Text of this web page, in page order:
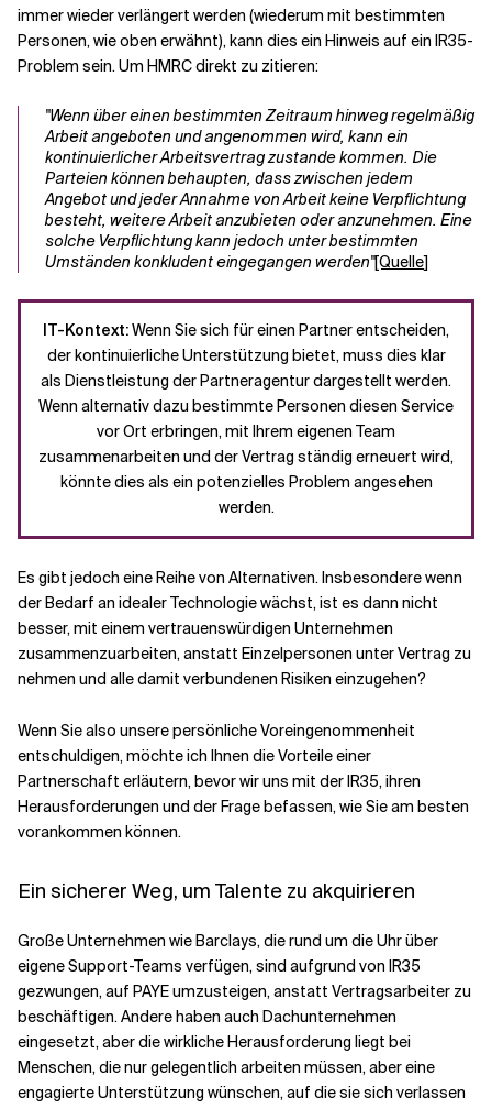
immer wieder verlängert werden (wiederum mit bestimmten
Personen, wie oben erwähnt), kann dies ein Hinweis auf ein IR35-
Problem sein. Um HMRC direkt zu zitieren:
"Wenn über einen bestimmten Zeitraum hinweg regelmäßig
Arbeit angeboten und angenommen wird, kann ein
kontinuierlicher Arbeitsvertrag zustande kommen. Die
Parteien können behaupten, dass zwischen jedem
Angebot und jeder Annahme von Arbeit keine Verpflichtung
besteht, weitere Arbeit anzubieten oder anzunehmen. Eine
solche Verpflichtung kann jedoch unter bestimmten
Umständen konkludent eingegangen werden"[Quelle]
IT-Kontext:Wenn Sie sich für einen Partner entscheiden,
der kontinuierliche Unterstützung bietet, muss dies klar
als Dienstleistung der Partneragentur dargestellt werden.
Wenn alternativ dazu bestimmte Personen diesen Service
vor Ort erbringen, mit Ihrem eigenen Team
zusammenarbeiten und der Vertrag ständig erneuert wird,
könnte dies als ein potenzielles Problem angesehen
werden.
Es gibt jedoch eine Reihe von Alternativen. Insbesondere wenn
der Bedarf an idealer Technologie wächst, ist es dann nicht
besser, mit einem vertrauenswürdigen Unternehmen
zusammenzuarbeiten, anstatt Einzelpersonen unter Vertrag zu
nehmen und alle damit verbundenen Risiken einzugehen?
Wenn Sie also unsere persönliche Voreingenommenheit
entschuldigen, möchte ich Ihnen die Vorteile einer
Partnerschaft erläutern, bevor wir uns mit der IR35, ihren
Herausforderungen und der Frage befassen, wie Sie am besten
vorankommen können.
Ein sicherer Weg, um Talente zu akquirieren
Große Unternehmen wie Barclays, die rund um die Uhr über
eigene Support-Teams verfügen, sind aufgrund von IR35
gezwungen, auf PAYE umzusteigen, anstatt Vertragsarbeiter zu
beschäftigen. Andere haben auch Dachunternehmen
eingesetzt, aber die wirkliche Herausforderung liegt bei
Menschen, die nur gelegentlich arbeiten müssen, aber eine
engagierte Unterstützung wünschen, auf die sie sich verlassen